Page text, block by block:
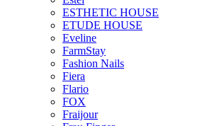
ESTHETIC HOUSE
ETUDE HOUSE
Eveline
FarmStay
Fashion Nails
Fiera
Flario
FOX
Fraijour